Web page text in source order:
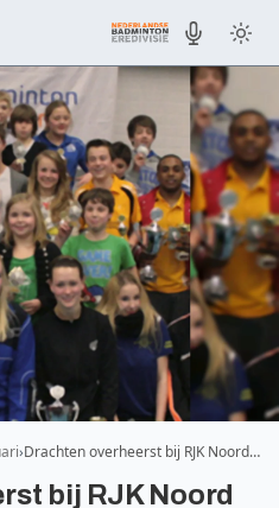
Drachten overheerst bij RJK Noord…
bij RJK Noord